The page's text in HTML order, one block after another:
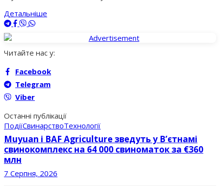
Детальніше
Читайте нас у:
Facebook
Telegram
Viber
Останні публікації
ПодіїСвинарствоТехнології
Muyuan і BAF Agriculture зведуть у В’єтнамі
свинокомплекс на 64 000 свиноматок за €360
млн
7 Серпня, 2026